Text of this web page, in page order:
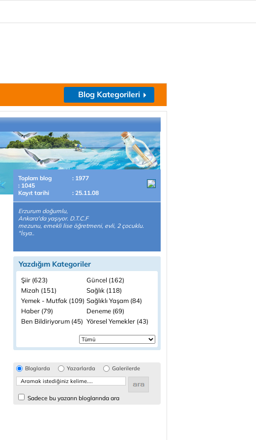
Blog Kategorileri
Toplam blog
: 1977
: 1045
Kayıt tarihi
: 25.11.08
Erzurum doğumlu,
Ankara'da yaşıyor. D.T.C.F
mezunu, emekli lise öğretmeni, evli, 2 çocuklu.
"İsya..
Yazdığım Kategoriler
Şiir (623)
Güncel (162)
Mizah (151)
Sağlık (118)
Yemek - Mutfak (109) Sağlıklı Yaşam (84)
Haber (79)
Deneme (69)
Ben Bildiriyorum (45) Yöresel Yemekler (43)
Bloglarda Yazarlarda Galerilerde
Sadece bu yazarın bloglarında ara